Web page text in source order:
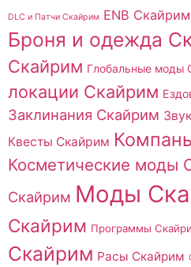
DLC и Патчи Скайрим ENB Скайрим
Броня и одежда
Скайрим Глобальные моды
локации Скайрим
Заклинания Скайрим
Квесты Скайрим
Косметические моды
Скайрим Моды
Скайрим Программы
Скайрим Расы Скайрим